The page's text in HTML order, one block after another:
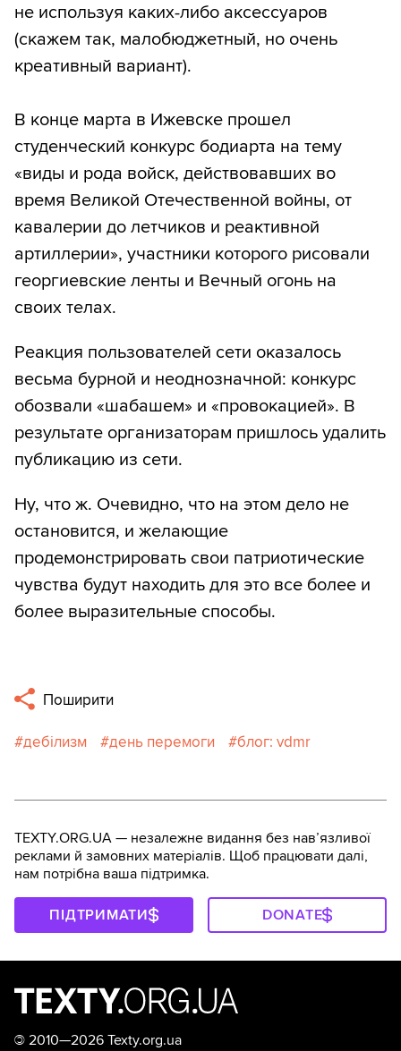
не используя каких-либо аксессуаров
(скажем так, малобюджетный, но очень
креативный вариант).
В конце марта в Ижевске прошел
студенческий конкурс бодиарта на тему
«виды и рода войск, действовавших во
время Великой Отечественной войны, от
кавалерии до летчиков и реактивной
артиллерии», участники которого рисовали
георгиевские ленты и Вечный огонь на
своих телах.
Реакция пользователей сети оказалось
весьма бурной и неоднозначной: конкурс
обозвали «шабашем» и «провокацией». В
результате организаторам пришлось удалить
публикацию из сети.
Ну, что ж. Очевидно, что на этом дело не
остановится, и желающие
продемонстрировать свои патриотические
чувства будут находить для это все более и
более выразительные способы.
Поширити
дебілизм день перемоги блог: vdmr
TEXTY.ORG.UA — незалежне видання без навʼязливої
реклами й замовних матеріалів. Щоб працювати далі,
нам потрібна ваша підтримка.
ПІДТРИМАТИ DONATE
© 2010—2026 Texty.org.ua